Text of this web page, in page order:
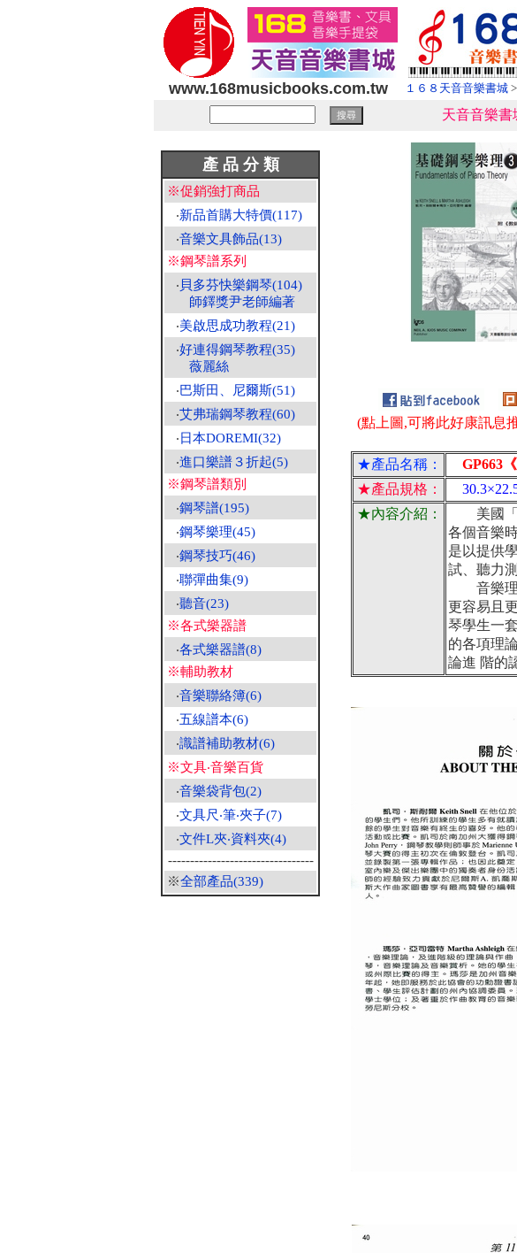
www.168musicbooks.com.tw １６８天音音樂書城 >
天音音樂書
產 品 分 類
※促銷強打商品
‧新品首購大特價(117)
‧音樂文具飾品(13)
※鋼琴譜系列
‧ 貝多芬快樂鋼琴(104)
師鐸獎尹老師編著
‧美啟思成功教程(21)
‧好連得鋼琴教程(35)
薇麗絲
‧巴斯田、尼爾斯(51)
‧艾弗瑞鋼琴教程(60)
‧ 日本DOREMI(32)
‧進口樂譜３折起(5)
※鋼琴譜類別
‧鋼琴譜(195)
‧鋼琴樂理(45)
‧鋼琴技巧(46)
‧聯彈曲集(9)
‧聽音(23)
※各式樂器譜
‧各式樂器譜(8)
※輔助教材
‧音樂聯絡簿(6)
‧五線譜本(6)
‧識譜補助教材(6)
※文具‧音樂百貨
‧音樂袋背包(2)
‧文具尺‧筆‧夾子(7)
‧文件L夾‧資料夾(4)
---------------------------------
※全部產品(339)
(點上圖,可將此好康訊息
★產品名稱：
GP663
★產品規格：
★內容介紹：
美國「
各個音樂
是以提供
試、聽力
音樂理
更容易且
琴學生一
的各項理
論進 階的